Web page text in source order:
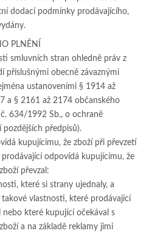
dodací podmínky prodávajícího,
PLNĚNÍ
smluvních stran ohledně práv z
příslušnými obecně závaznými
ustanoveními § 1914 až
a § 2161 až 2174 občanského
634/1992 Sb., o ochraně
pozdějších předpisů).
kupujícímu, že zboží při převzetí
prodávající odpovídá kupujícímu, že
převzal:
které si strany ujednaly, a
vlastnosti, které prodávající
které kupující očekával s
a na základě reklamy jimi